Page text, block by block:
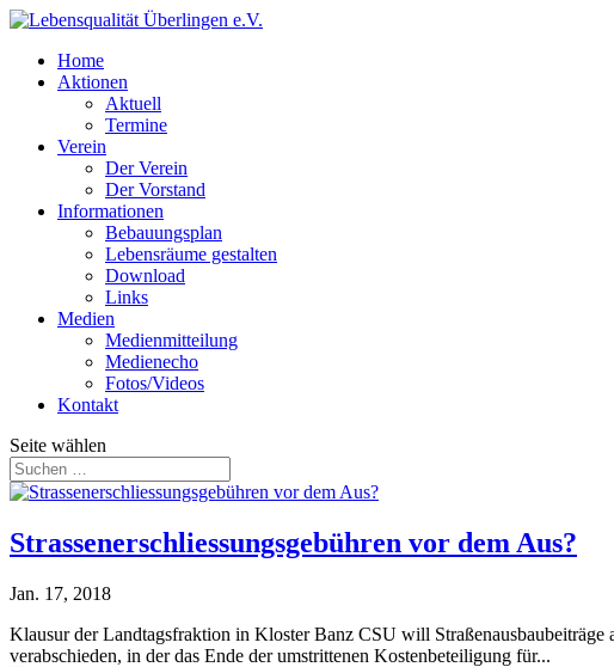
Home
Aktionen
Aktuell
Termine
Verein
Der Verein
Der Vorstand
Informationen
Bebauungsplan
Lebensräume gestalten
Download
Links
Medien
Medienmitteilung
Medienecho
Fotos/Videos
Kontakt
Seite wählen
Strassenerschliessungsgebühren vor dem Aus?
Jan. 17, 2018
Klausur der Landtagsfraktion in Kloster Banz CSU will
verabschieden, in der das Ende der umstrittenen Kostenbeteiligung für...